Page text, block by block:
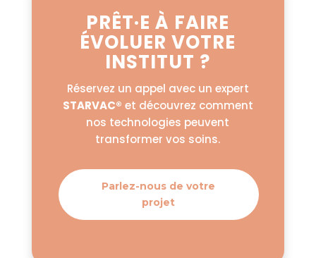
PRÊT·E À FAIRE
ÉVOLUER VOTRE
INSTITUT ?
Réservez un appel avec un expert
STARVAC® et découvrez comment
nos technologies peuvent
transformer vos soins.
Parlez-nous de votre
projet